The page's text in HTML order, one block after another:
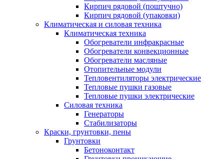
Кирпич рядовой (поштучно)
Кирпич рядовой (упаковки)
Климатическая и силовая техника
Климатическая техника
Обогреватели инфракрасные
Обогреватели конвекционные
Обогреватели масляные
Отопительные модули
Тепловентиляторы электрические
Тепловые пушки газовые
Тепловые пушки электрические
Силовая техника
Генераторы
Стабилизаторы
Краски, грунтовки, пены
Грунтовки
Бетоноконтакт